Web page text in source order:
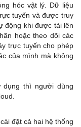
hóc vật lý. Dữ liệu
tuyến và được truy
động khi được tải lên
hoặc theo dõi các
trực tuyến cho phép
của mình mà không
dụng thì người dùng
đặt cả hai hệ thống